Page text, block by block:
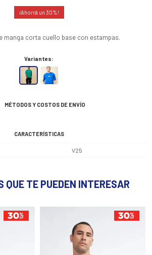
30
manga corta cuello base con estampas.
Variantes:
MÉTODOS Y COSTOS DE ENVÍO
CARACTERÍSTICAS
V25
QUE TE PUEDEN INTERESAR